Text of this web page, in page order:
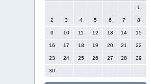
1
2 3 4 5 6 7 8
9 10 11 12 13 14 15
16 17 18 19 20 21 22
23 24 25 26 27 28 29
30